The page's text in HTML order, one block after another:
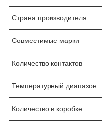
Страна производителя
Совместимые марки
Количество контактов
Температурный диапазон
Количество в коробке